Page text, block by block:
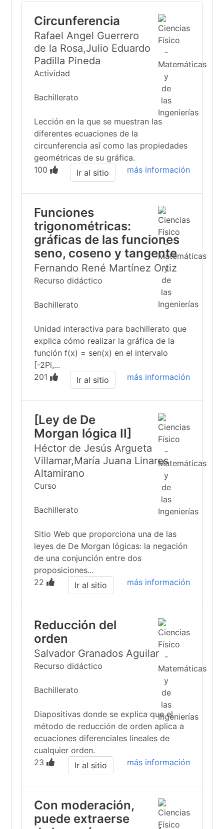
Circunferencia
Rafael Angel Guerrero
de la Rosa,Julio Eduardo
Padilla Pineda
Actividad
Bachillerato
Lección en la que se muestran las
diferentes ecuaciones de la
circunferencia así como las propiedades
geométricas de su gráfica.
100
más información
Ir al sitio
Funciones
trigonométricas:
gráficas de las funciones
seno, coseno y tangente
Fernando René Martínez Ortiz
Recurso didáctico
Bachillerato
Unidad interactiva para bachillerato que
explica cómo realizar la gráfica de la
función f(x) = sen(x) en el intervalo
[-2Pi,...
201
más información
Ir al sitio
[Ley de De
Morgan lógica II]
Héctor de Jesús Argueta
Villamar,María Juana Linares
Altamirano
Curso
Bachillerato
Sitio Web que proporciona una de las
leyes de De Morgan lógicas: la negación
de una conjunción entre dos
proposiciones...
22
más información
Ir al sitio
Reducción del
orden
Salvador Granados Aguilar
Recurso didáctico
Bachillerato
Diapositivas donde se explica que el
método de reducción de orden aplica a
ecuaciones diferenciales lineales de
cualquier orden.
23
más información
Ir al sitio
Con moderación,
puede extraerse